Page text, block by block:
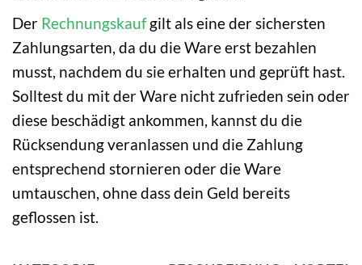
Der Rechnungskaufgilt als eine der sichersten
Zahlungsarten, da du die Ware erst bezahlen
musst, nachdem du sie erhalten und geprüft hast.
Solltest du mit der Ware nicht zufrieden sein oder
diese beschädigt ankommen, kannst du die
Rücksendung veranlassen und die Zahlung
entsprechend stornieren oder die Ware
umtauschen, ohne dass dein Geld bereits
geflossen ist.